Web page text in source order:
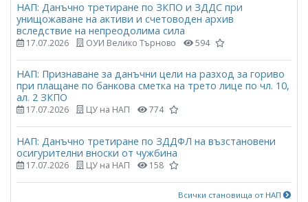
НАП: Данъчно третиране по ЗКПО и ЗДДС при
унищожаване на активи и счетоводен архив
вследствие на непреодолима сила
17.07.2026 ОУИ Велико Търново 594
НАП: Признаване за данъчни цели на разход за гориво
при плащане по банкова сметка на трето лице по чл. 10,
ал. 2 ЗКПО
17.07.2026 ЦУ на НАП 774
НАП: Данъчно третиране по ЗДДФЛ на възстановени
осигурителни вноски от чужбина
17.07.2026 ЦУ на НАП 158
Всички становища от НАП